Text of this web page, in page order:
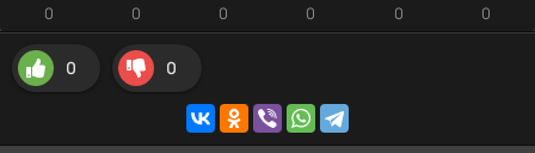
0 0 0 0 0 0
0 0